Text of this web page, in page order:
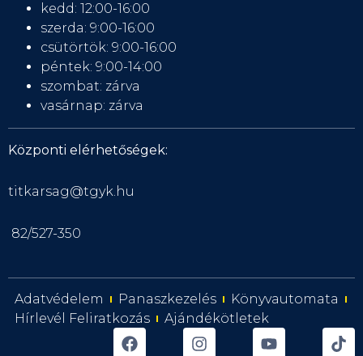
kedd: 12:00-16:00
szerda: 9:00-16:00
csütörtök: 9:00-16:00
péntek: 9:00-14:00
szombat: zárva
vasárnap: zárva
Központi elérhetőségek:
titkarsag@tgyk.hu
82/527-350
Adatvédelem Panaszkezelés
Könyvautomata
Hírlevél Feliratkozás
Ajándékötletek